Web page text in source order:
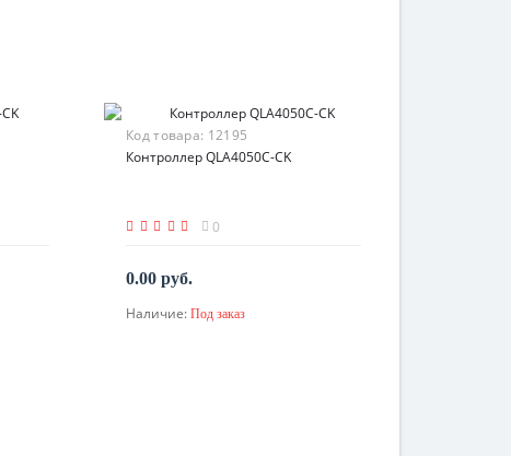
Код товара: 12195
Контроллер QLA4050C-CK
0
0.00 руб.
По запросу
Наличие: Под заказ